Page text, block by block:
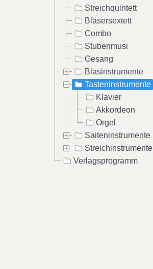
Streichquintett
Bläsersextett
Combo
Stubenmusi
Gesang
Blasinstrumente
Tasteninstrumente
Klavier
Akkordeon
Orgel
Saiteninstrumente
Streichinstrumente
Verlagsprogramm